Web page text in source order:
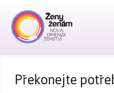
Překonejte